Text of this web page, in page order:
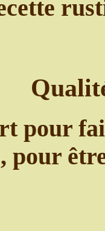
pour
pour